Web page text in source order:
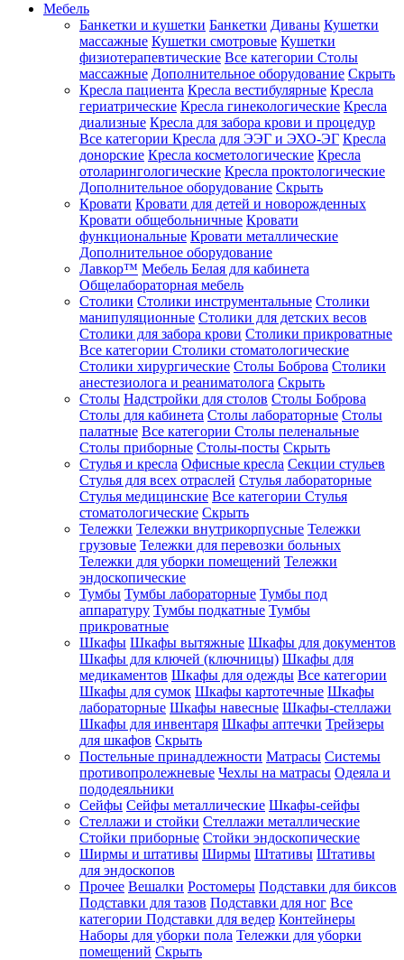
Мебель
Банкетки и кушетки Банкетки Диваны Кушетки
массажные Кушетки смотровые Кушетки
физиотерапевтические Все категории Столы
массажные Дополнительное оборудование Скрыть
Кресла пациента Кресла вестибулярные Кресла
гериатрические Кресла гинекологические Кресла
диализные Кресла для забора крови и процедур
Все категории Кресла для ЭЭГ и ЭХО-ЭГ Кресла
донорские Кресла косметологические Кресла
отоларингологические Кресла проктологические
Дополнительное оборудование Скрыть
Кровати Кровати для детей и новорожденных
Кровати общебольничные Кровати
функциональные Кровати металлические
Дополнительное оборудование
Лавкор™ Мебель Белая для кабинета
Общелабораторная мебель
Столики Столики инструментальные Столики
манипуляционные Столики для детских весов
Столики для забора крови Столики прикроватные
Все категории Столики стоматологические
Столики хирургические Столы Боброва Столики
анестезиолога и реаниматолога Скрыть
Столы Надстройки для столов Столы Боброва
Столы для кабинета Столы лабораторные Столы
палатные Все категории Столы пеленальные
Столы приборные Столы-посты Скрыть
Стулья и кресла Офисные кресла Секции стульев
Стулья для всех отраслей Стулья лабораторные
Стулья медицинские Все категории Стулья
стоматологические Скрыть
Тележки Тележки внутрикорпусные Тележки
грузовые Тележки для перевозки больных
Тележки для уборки помещений Тележки
эндоскопические
Тумбы Тумбы лабораторные Тумбы под
аппаратуру Тумбы подкатные Тумбы
прикроватные
Шкафы Шкафы вытяжные Шкафы для документов
Шкафы для ключей (ключницы) Шкафы для
медикаментов Шкафы для одежды Все категории
Шкафы для сумок Шкафы картотечные Шкафы
лабораторные Шкафы навесные Шкафы-стеллажи
Шкафы для инвентаря Шкафы аптечки Трейзеры
для шкафов Скрыть
Постельные принадлежности Матрасы Системы
противопролежневые Чехлы на матрасы Одеяла и
пододеяльники
Сейфы Сейфы металлические Шкафы-сейфы
Стеллажи и стойки Стеллажи металлические
Стойки приборные Стойки эндоскопические
Ширмы и штативы Ширмы Штативы Штативы
для эндоскопов
Прочее Вешалки Ростомеры Подставки для биксов
Подставки для тазов Подставки для ног Все
категории Подставки для ведер Контейнеры
Наборы для уборки пола Тележки для уборки
помещений Скрыть